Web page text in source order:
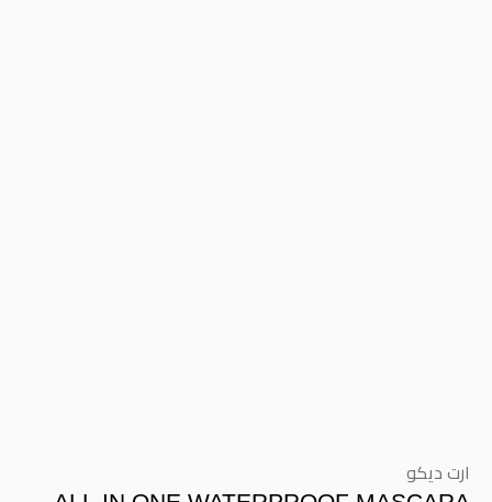
ارت ديكو